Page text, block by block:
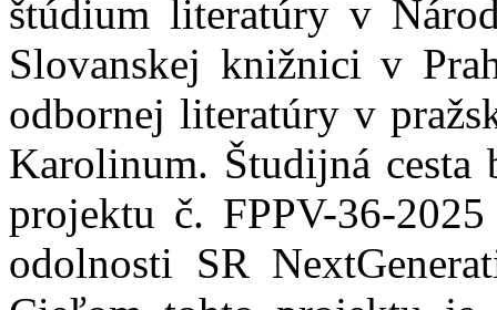
štúdium literatúry v
Slovanskej knižnici v
odbornej literatúry v
Karolinum. Študijná cesta
projektu č. FPPV-36-
odolnosti SR